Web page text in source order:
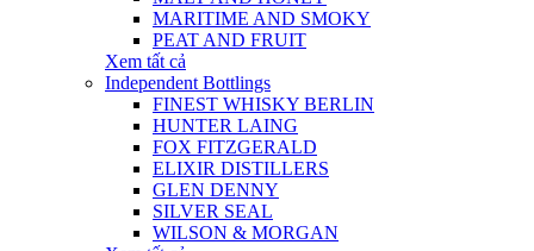
MARITIME AND SMOKY
PEAT AND FRUIT
Xem tất cả
Independent Bottlings
FINEST WHISKY BERLIN
HUNTER LAING
FOX FITZGERALD
ELIXIR DISTILLERS
GLEN DENNY
SILVER SEAL
WILSON & MORGAN